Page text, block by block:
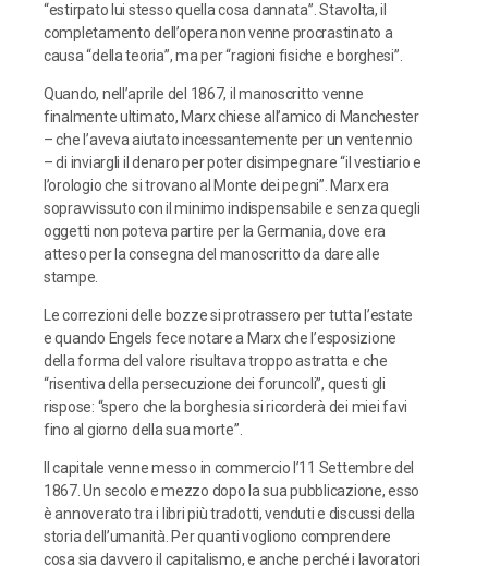
“estirpato lui stesso quella cosa dannata”. Stavolta, il
completamento dell’opera non venne procrastinato a
causa “della teoria”, ma per “ragioni fisiche e borghesi”.
Quando, nell’aprile del 1867, il manoscritto venne
finalmente ultimato, Marx chiese all’amico di Manchester
– che l’aveva aiutato incessantemente per un ventennio
– di inviargli il denaro per poter disimpegnare “il vestiario e
l’orologio che si trovano al Monte dei pegni”. Marx era
sopravvissuto con il minimo indispensabile e senza quegli
oggetti non poteva partire per la Germania, dove era
atteso per la consegna del manoscritto da dare alle
stampe.
Le correzioni delle bozze si protrassero per tutta l’estate
e quando Engels fece notare a Marx che l’esposizione
della forma del valore risultava troppo astratta e che
“risentiva della persecuzione dei foruncoli”, questi gli
rispose: “spero che la borghesia si ricorderà dei miei favi
fino al giorno della sua morte”.
Il capitale venne messo in commercio l’11 Settembre del
1867. Un secolo e mezzo dopo la sua pubblicazione, esso
è annoverato tra i libri più tradotti, venduti e discussi della
storia dell’umanità. Per quanti vogliono comprendere
cosa sia davvero il capitalismo, e anche perché i lavoratori